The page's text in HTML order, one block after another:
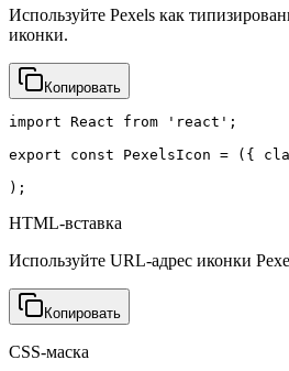
Используйте Pexels как
иконки.
Копировать
import React from 'react';
export const PexelsIcon = ({
);
HTML-вставка
Используйте URL-адрес иконки
Копировать
CSS-маска